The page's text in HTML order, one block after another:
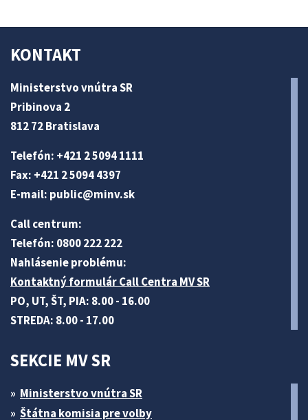
KONTAKT
Ministerstvo vnútra SR
Pribinova 2
812 72 Bratislava
Telefón: +421 2 5094 1111
Fax: +421 2 5094 4397
E-mail: public@minv.sk
Call centrum:
Telefón: 0800 222 222
Nahlásenie problému:
Kontaktný formulár Call Centra MV SR
PO, UT, ŠT, PIA: 8.00 - 16.00
STREDA: 8.00 - 17.00
SEKCIE MV SR
Ministerstvo vnútra SR
Štátna komisia pre volby